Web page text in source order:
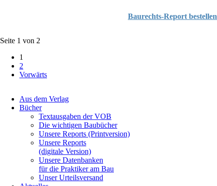
Baurechts-Report bestellen
Seite 1 von 2
1
2
Vorwärts
überspringenAus dem Verlag
Bücher
Textausgaben der VOB
Die wichtigen Baubücher
Unsere Reports (Printversion)
Unsere Reports
(digitale Version)
Unsere Datenbanken
für die Praktiker am Bau
Unser Urteilsversand